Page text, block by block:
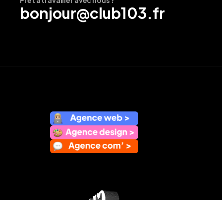
bonjour@club103.fr